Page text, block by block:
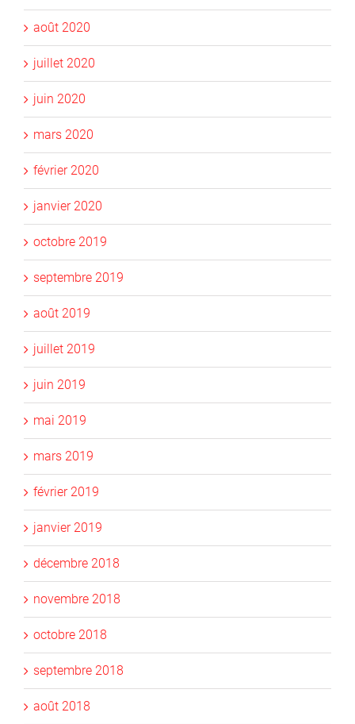
août 2020
juillet 2020
juin 2020
mars 2020
février 2020
janvier 2020
octobre 2019
septembre 2019
août 2019
juillet 2019
juin 2019
mai 2019
mars 2019
février 2019
janvier 2019
décembre 2018
novembre 2018
octobre 2018
septembre 2018
août 2018